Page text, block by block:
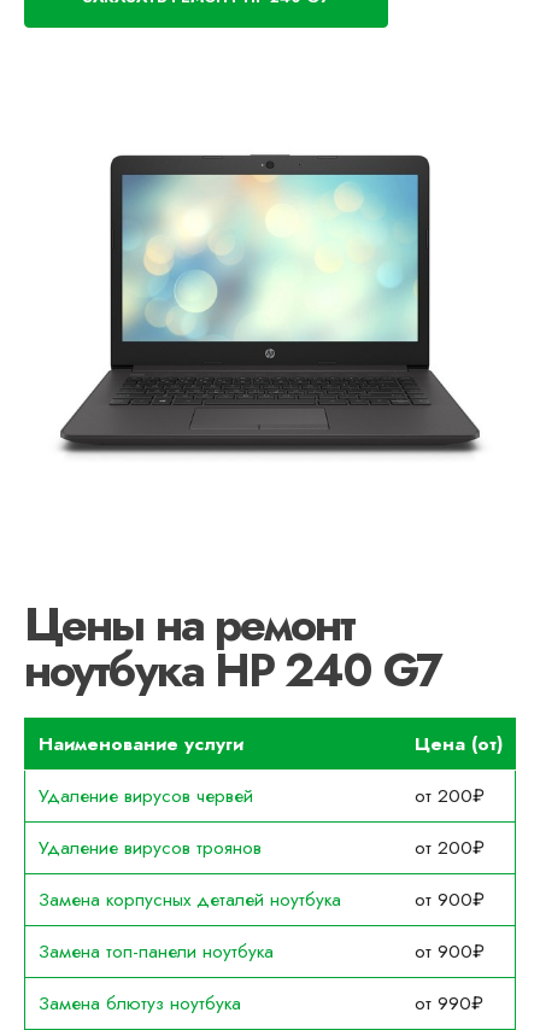
Цены на ремонт
ноутбука HP 240 G7
Наименование услуги
Цена (от)
Удаление вирусов червей
от 200₽
Удаление вирусов троянов
от 200₽
Замена корпусных деталей ноутбука
от 900₽
Замена топ-панели ноутбука
от 900₽
Замена блютуз ноутбука
от 990₽